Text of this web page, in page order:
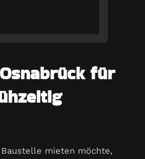
für
mieten möchte,